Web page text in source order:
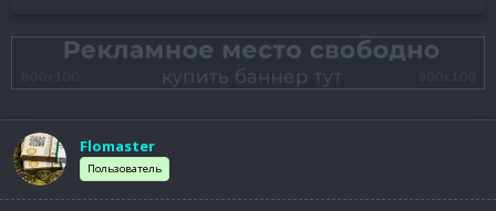
о
ы
а
н
а
Flomaster
Пользователь